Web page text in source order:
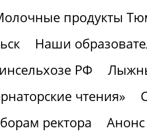
продукты
Наши
РФ
чтения»
ректора